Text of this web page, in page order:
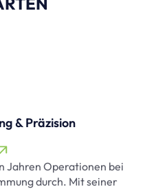
& Präzision
Jahren Operationen bei
durch. Mit seiner